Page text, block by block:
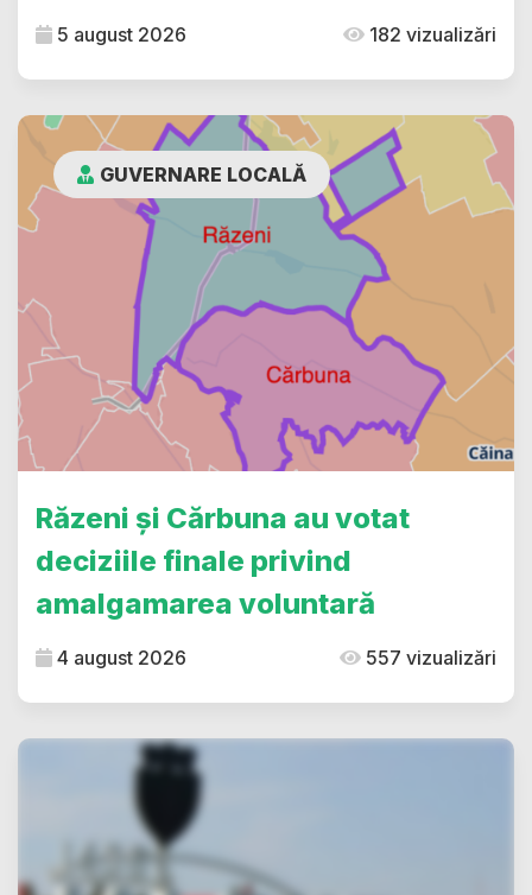
5 august 2026 182 vizualizări
GUVERNARE LOCALĂ
Răzeni și Cărbuna au votat
deciziile finale privind
amalgamarea voluntară
4 august 2026 557 vizualizări